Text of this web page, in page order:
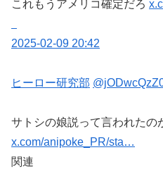
これもうアメリコ確定だろ
2025-02-09 20:42
ヒーロー研究部
サトシの娘説って言われたの
x.com/anipoke_PR/sta…
関連